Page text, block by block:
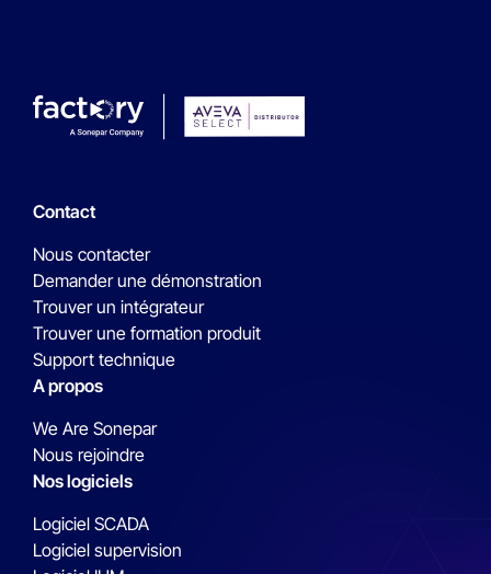
Contact
Nous contacter
Demander une démonstration
Trouver un intégrateur
Trouver une formation produit
Support technique
A propos
We Are Sonepar
Nous rejoindre
Nos logiciels
Logiciel SCADA
Logiciel supervision